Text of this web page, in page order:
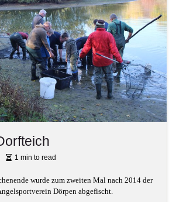
1 min to read
wurde zum zweiten Mal nach 2014 der
Dörpen abgefischt.